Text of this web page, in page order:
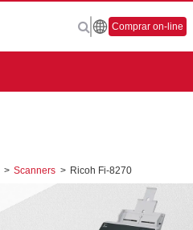
Comprar on-line
> Scanners > Ricoh Fi-8270